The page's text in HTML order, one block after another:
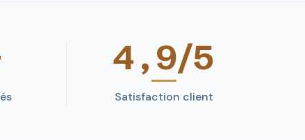
4,9/5
Satisfaction client